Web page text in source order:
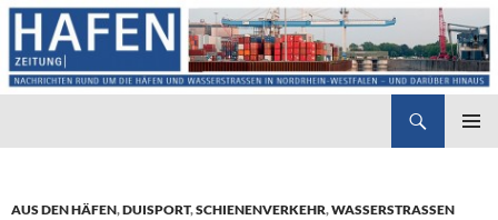
AUS DEN HÄFEN,DUISPORT,SCHIENENVERKEHR,WASSERSTRASSEN